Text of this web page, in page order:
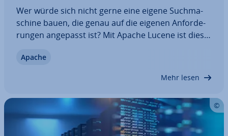
Wer würde sich nicht gerne eine eigene Such­ma­
schi­ne bauen, die genau auf die eigenen An­for­de­
run­gen angepasst ist? Mit Apache Lucene ist dies
ein­stel­len und arbeitet zudem aus­ge­spro­chen
Apache
Mehr lesen